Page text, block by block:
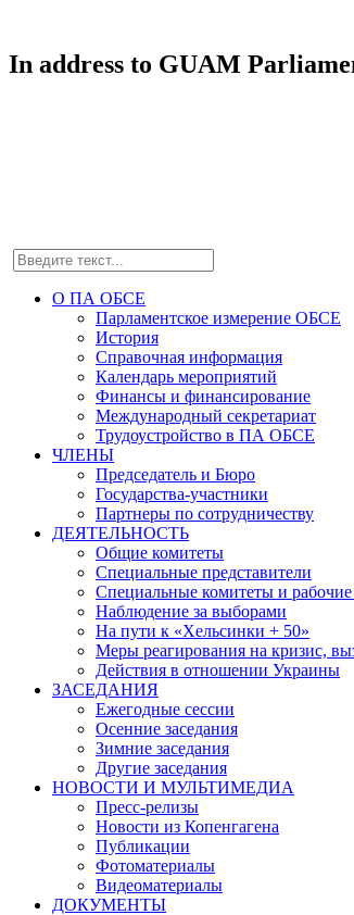
In address to GUAM
О ПА ОБСЕ
Парламентское измерение ОБСЕ
История
Справочная информация
Календарь мероприятий
Финансы и финансирование
Международный секретариат
Трудоустройство в ПА ОБСЕ
ЧЛЕНЫ
Председатель и Бюро
Государства-участники
Партнеры по сотрудничеству
ДЕЯТЕЛЬНОСТЬ
Общие комитеты
Специальные представители
Специальные комитеты и
Наблюдение за выборами
На пути к «Хельсинки + 50»
Меры реагирования на кризис,
Действия в отношении Украины
ЗАСЕДАНИЯ
Ежегодные сессии
Осенние заседания
Зимние заседания
Другие заседания
НОВОСТИ И МУЛЬТИМЕДИА
Пресс-релизы
Новости из Копенгагена
Публикации
Фотоматериалы
Видеоматериалы
ДОКУМЕНТЫ